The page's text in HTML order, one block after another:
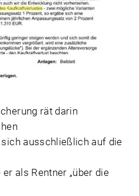
rät darin
ausschließlich auf die
als Rentner „über die